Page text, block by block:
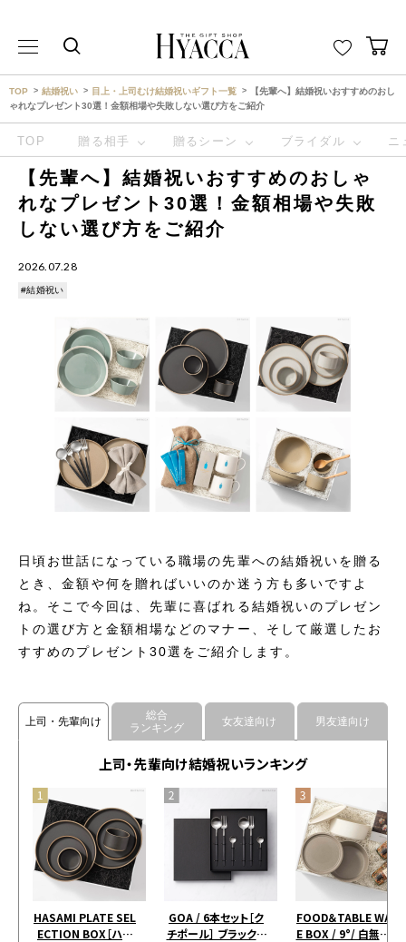
TOP 結婚祝い 目上・上司むけ結婚祝いギフト一覧
【先輩へ】結婚祝いおすすめのおし
ゃれなプレゼント30選！金額相場や失敗しない選び方をご紹介
TOP 贈る相手 贈るシーン ブライダル ニ
【先輩へ】結婚祝いおすすめのおしゃ
れなプレゼント30選！金額相場や失敗
しない選び方をご紹介
2026.07.28
#結婚祝い
日頃お世話になっている職場の先輩への結婚祝いを贈る
とき、金額や何を贈ればいいのか迷う方も多いですよ
ね。そこで今回は、先輩に喜ばれる結婚祝いのプレゼン
トの選び方と金額相場などのマナー、そして厳選したお
すすめのプレゼント30選をご紹介します。
上司・先輩向け
総合
ランキング
女友達向け 男友達向け
上司・先輩向け結婚祝いランキング
HASAMI PLATE SEL
ECTION BOX［ハサ
GOA / 6本セット［ク
チポール］ ブラックシ
FOOD＆TABLE WAR
E BOX / 9°/ 白無垢&